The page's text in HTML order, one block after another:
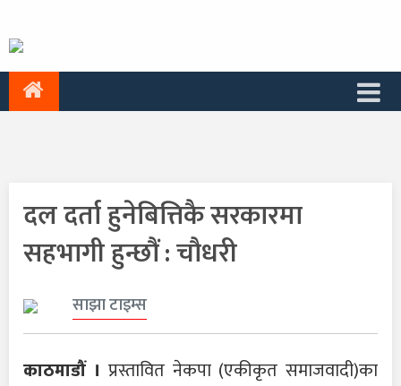
दल दर्ता हुनेबित्तिकै सरकारमा
सहभागी हुन्छौं : चौधरी
साझा टाइम्स
काठमाडौं । प्रस्तावित नेकपा (एकीकृत समाजवादी)का